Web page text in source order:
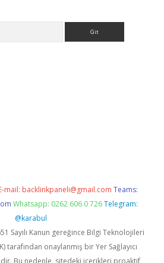
mail: backlinkpaneli@gmail.com Teams:
Whatsapp: 0262 606 0 726 Telegram:
@karabul
Sayılı Kanun gereğince Bilgi Teknolojileri
tarafından onaylanmış bir Yer Sağlayıcı
Bu nedenle, sitedeki içerikleri proaktif